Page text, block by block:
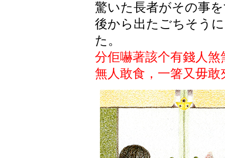
驚いた長者がその事
後から出たごちそう
た。
分佢嚇著該个有錢人
無人敢食，一箸又毋敢